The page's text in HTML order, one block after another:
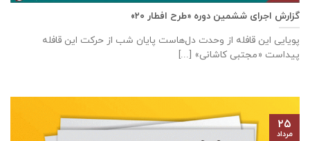
گزارش اجرای ششمین دوره «طرح افطار ۲۰»
پویایی این قافله از وحدت دل‌هاست پایان شب از حرکت این قافله
پیداست «مجتبی کاشانی» [...]
۲۵
مرداد